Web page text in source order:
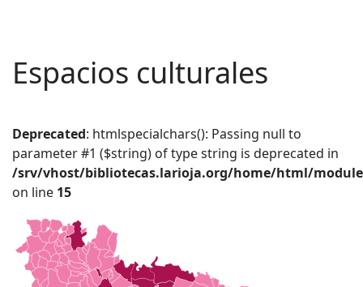
Espacios culturales
Deprecated: htmlspecialchars(): Passing null to
parameter #1 ($string) of type string is deprecated in
/srv/vhost/bibliotecas.larioja.org/home/html/
on line 15